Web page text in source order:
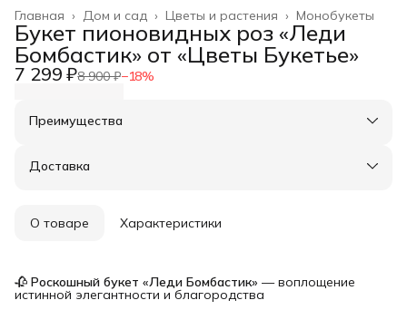
Монобукеты
Цветы и растения ›
Дом и сад ›
Главная ›
Букет пионовидных роз «Леди
Бомбастик» от «Цветы Букетье»
7 299 ₽8 900 ₽−18%
Преимущества
Оплата частями в Сплит
Удобный возврат
Доставка
О товаре Характеристики
🥀 Роскошный букет «Леди Бомбастик» — воплощение
истинной элегантности и благородства